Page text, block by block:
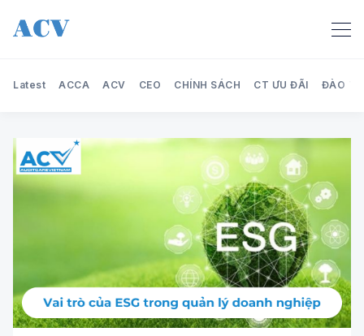
Search Audit Care Việt Nam
Latest ACCA ACV CEO CHÍNH SÁCH CT ƯU ĐÃI ĐÀO